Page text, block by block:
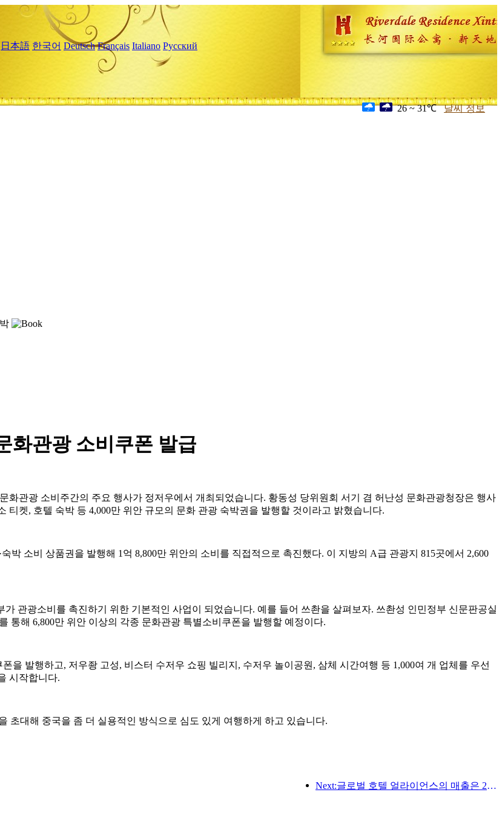
日本語 한국어 Deutsch Français Italiano Русский
26 ~ 31℃ 날씨 정보
박
화관광 소비쿠폰 발급
화관광 소비주간의 주요 행사가 정저우에서 개최되었습니다. 황동성 당위원회 서기 겸 허난성 문화관광청장은 행사
켓, 호텔 숙박 등 4,000만 위안 규모의 문화 관광 숙박권을 발행할 것이라고 밝혔습니다.
박 소비 상품권을 발행해 1억 8,800만 위안의 소비를 직접적으로 촉진했다. 이 지방의 A급 관광지 815곳에서 2,600
관광소비를 촉진하기 위한 기본적인 사업이 되었습니다. 예를 들어 쓰촨을 살펴보자. 쓰촨성 인민정부 신문판공실
통해 6,800만 위안 이상의 각종 문화관광 특별소비쿠폰을 발행할 예정이다.
을 발행하고, 저우좡 고성, 비스터 수저우 쇼핑 빌리지, 수저우 놀이공원, 삼체 시간여행 등 1,000여 개 업체를 우선
시작합니다.
초대해 중국을 좀 더 실용적인 방식으로 심도 있게 여행하게 하고 있습니다.
Next:글로벌 호텔 얼라이언스의 매출은 2025년 1분기에 15% 성장할 것으로 예상됩니다.